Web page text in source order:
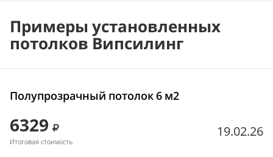
Примеры установленных
потолков Випсилинг
Полупрозрачный потолок 6 м2
6329
Итоговая стоимость
19.02.26